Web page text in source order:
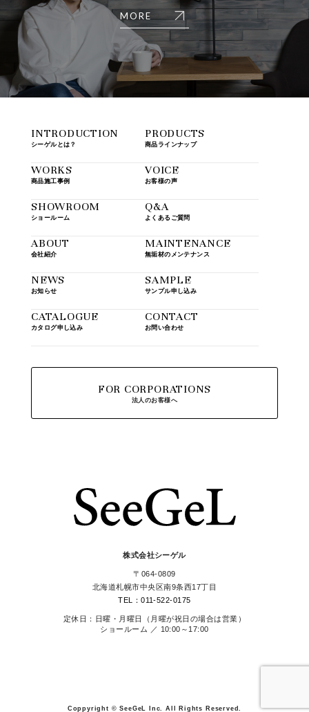
MORE
株式会社シーゲル
〒064-0809
北海道札幌市中央区南9条西17丁目
TEL：011-522-0175
定休日：日曜・月曜日（月曜が祝日の場合は営業）
ショールーム ／ 10:00～17:00
INTRODUCTION
シーゲルとは？
PRODUCTS
商品ラインナップ
WORKS
商品施工事例
VOICE
お客様の声
SHOWROOM
ショールーム
Q&A
よくあるご質問
ABOUT
会社紹介
MAINTENANCE
無垢材のメンテナンス
NEWS
お知らせ
SAMPLE
サンプル申し込み
CATALOGUE
カタログ申し込み
CONTACT
お問い合わせ
FOR CORPORATIONS
法人のお客様へ
Coppyright © SeeGeL Inc. All Rights Reserved.